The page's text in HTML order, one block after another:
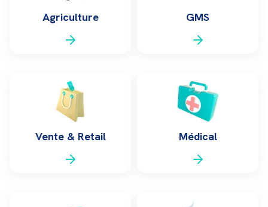
Agriculture GMS
Vente & Retail Médical